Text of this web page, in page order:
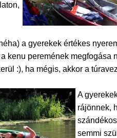
a gyerekek értékes
kenu peremének megfogása
:), ha mégis, akkor a
A
rájönnek,
semmi